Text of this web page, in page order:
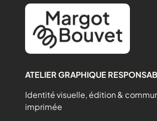
ATELIER GRAPHIQUE
Identité visuelle, édition &
imprimée